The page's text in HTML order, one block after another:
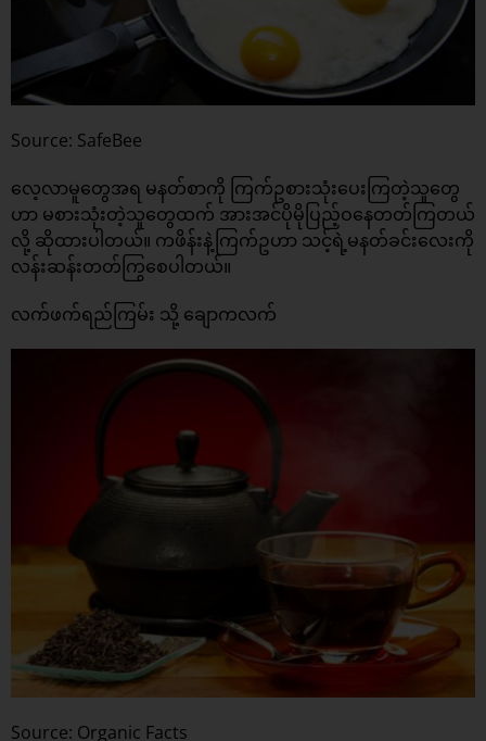
Source: SafeBee
လေ့လာမူတွေအရ မနတ်စာကို ကြက်ဥစားသုံးပေးကြတဲ့သူတွေ
ဟာ မစားသုံးတဲ့သူတွေထက် အားအင်ပိုမိုပြည့်ဝနေတတ်ကြတယ်
လို့ ဆိုထားပါတယ်။ ကဖိန်းနဲ့ကြက်ဥဟာ သင့်ရဲ့မနတ်ခင်းလေးကို
လန်းဆန်းတတ်ကြွစေပါတယ်။
လက်ဖက်ရည်ကြမ်း သို့ ချောကလက်
Source: Organic Facts